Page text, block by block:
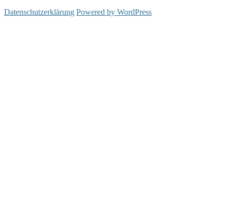
Datenschutzerklärung Powered by WordPress